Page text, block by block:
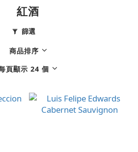
分店免運費自取 或加運費送
貨上門
紅酒
篩選
商品排序
頁顯示 24 個